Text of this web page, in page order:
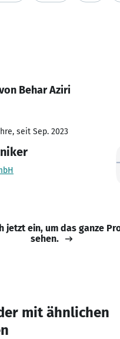
Behar Aziri
seit Sep. 2023
jetzt ein, um das ganze
sehen.
mit ähnlichen